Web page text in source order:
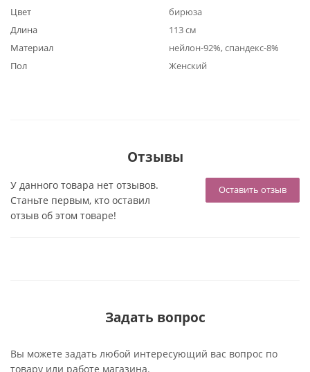
Цвет
бирюза
Длина
113 см
Материал
нейлон-92%, спандекс-8%
Пол
Женский
Отзывы
Оставить отзыв
У данного товара нет отзывов.
Станьте первым, кто оставил
отзыв об этом товаре!
Задать вопрос
Вы можете задать любой интересующий вас вопрос по
товару или работе магазина.